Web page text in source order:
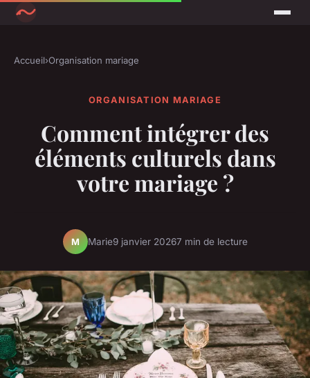
Accueil›Organisation mariage
ORGANISATION MARIAGE
Comment intégrer des
éléments culturels dans
votre mariage ?
M Marie9 janvier 20267 min de lecture